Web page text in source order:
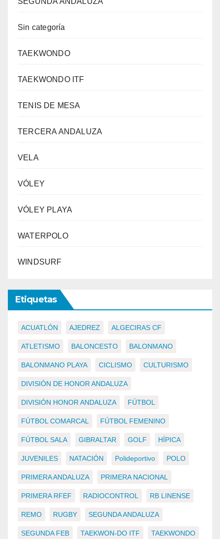
Sin categoría
TAEKWONDO
TAEKWONDO ITF
TENIS DE MESA
TERCERA ANDALUZA
VELA
VÓLEY
VÓLEY PLAYA
WATERPOLO
WINDSURF
Etiquetas
ACUATLÓN AJEDREZ ALGECIRAS CF
ATLETISMO BALONCESTO BALONMANO
BALONMANO PLAYA CICLISMO CULTURISMO
DIVISIÓN DE HONOR ANDALUZA
DIVISIÓN HONOR ANDALUZA FÚTBOL
FÚTBOL COMARCAL FÚTBOL FEMENINO
FÚTBOL SALA GIBRALTAR GOLF HÍPICA
JUVENILES NATACIÓN Polideportivo POLO
PRIMERA ANDALUZA PRIMERA NACIONAL
PRIMERA RFEF RADIOCONTROL RB LINENSE
REMO RUGBY SEGUNDA ANDALUZA
SEGUNDA FEB TAEKWON-DO ITF TAEKWONDO